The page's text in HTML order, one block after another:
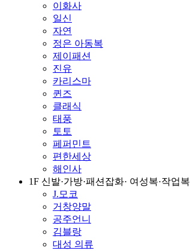
이화사
일신
자연
정은 아동복
제이패션
진유
카리스마
퀸즈
클래식
태풍
토토
페퍼민트
편한세상
해인사
1F 신발·가방·패션잡화· 여성복·작업복
J.모코
거창양말
공주언니
김블랑
대성 의류